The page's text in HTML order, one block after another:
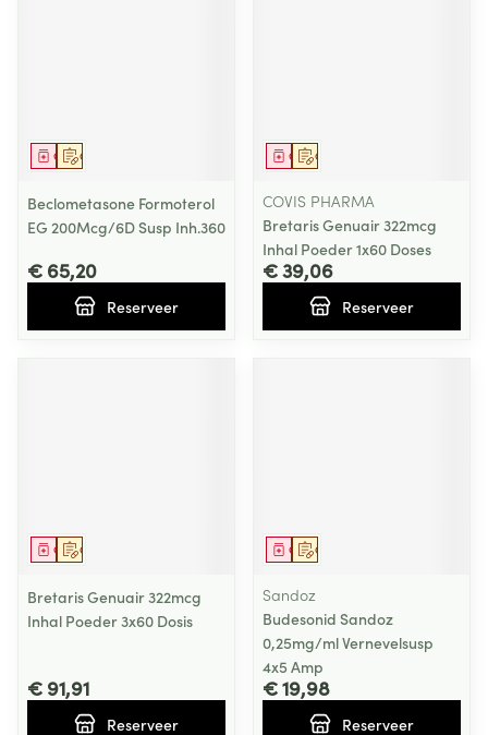
Op voorschrift
Geneesmiddel
Beclometasone Formoterol
EG 200Mcg/6D Susp Inh.360
€ 65,20
Reserveer
Op voorschrift
Geneesmiddel
COVIS PHARMA
Bretaris Genuair 322mcg
Inhal Poeder 1x60 Doses
€ 39,06
Reserveer
Op voorschrift
Geneesmiddel
Bretaris Genuair 322mcg
Inhal Poeder 3x60 Dosis
€ 91,91
Reserveer
Op voorschrift
Geneesmiddel
Sandoz
Budesonid Sandoz
0,25mg/ml Vernevelsusp
4x5 Amp
€ 19,98
Reserveer